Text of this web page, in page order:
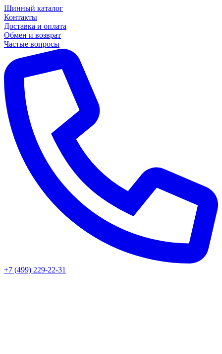
Шинный каталог
Контакты
Доставка и оплата
Обмен и возврат
Частые вопросы
+7 (499) 229-22-31